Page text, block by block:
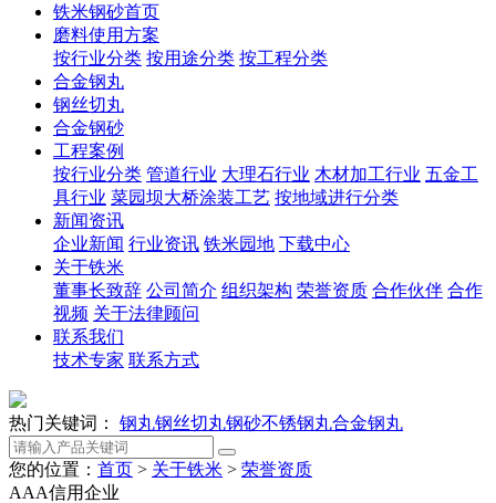
铁米钢砂首页
磨料使用方案
按行业分类 按用途分类 按工程分类
合金钢丸
钢丝切丸
合金钢砂
工程案例
按行业分类 管道行业 大理石行业 木材加工行业 五金工
具行业 菜园坝大桥涂装工艺 按地域进行分类
新闻资讯
企业新闻 行业资讯 铁米园地 下载中心
关于铁米
董事长致辞 公司简介 组织架构 荣誉资质 合作伙伴 合作
视频 关于法律顾问
联系我们
技术专家 联系方式
热门关键词： 钢丸钢丝切丸钢砂不锈钢丸合金钢丸
您的位置： 首页 > 关于铁米 > 荣誉资质
AAA信用企业